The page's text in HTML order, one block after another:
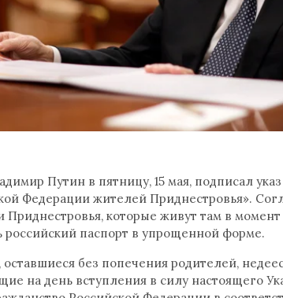
Путин в пятницу, 15 мая, подписал
Федерации жителей Приднестровья».
которые живут там в момент
российский паспорт в упрощенной форме.
без попечения родителей,
на день вступления в силу настоящего